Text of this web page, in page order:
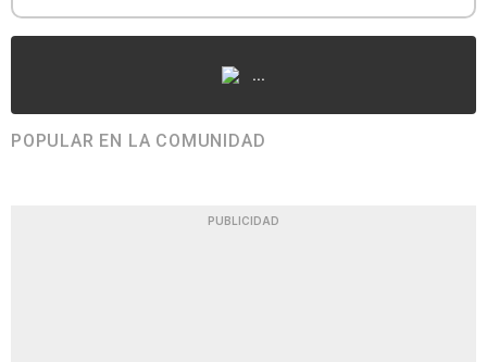
...
POPULAR EN LA COMUNIDAD
PUBLICIDAD